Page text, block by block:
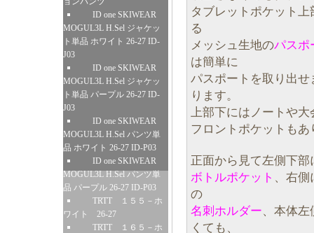
ID one SKIWEAR
MOGUL3L H.Sel ジャケッ
ト単品 ホワイト 26-27 ID-
J03
ID one SKIWEAR
MOGUL3L H.Sel ジャケッ
ト単品 パープル 26-27 ID-
J03
ID one SKIWEAR
MOGUL3L H.Sel パンツ単
品 ホワイト 26-27 ID-P03
ID one SKIWEAR
MOGUL3L H.Sel パンツ単
品 パープル 26-27 ID-P03
TRTT １５５－ホ
ワイト 26-27
TRTT １６５－ホ
タブレットポケット
る
メッシュ生地のパスポ
は簡単に
パスポートを取り出
ります。
上部下にはノートや
フロントポケットもあ
正面から見て左側下
ボトルポケット 、右側
の
名刺ホルダー、本体
くても、